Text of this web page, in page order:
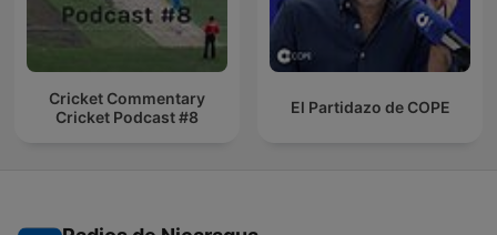
Cricket Commentary
Cricket Podcast #8
El Partidazo de COPE